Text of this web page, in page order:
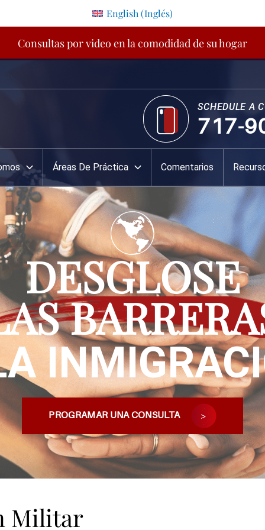
English (Inglés)
Consultas por video en la comodidad de su hogar
SCHEDULE A
717-
Áreas De Práctica Comentarios
DESGLOSE
PROGRAMAR UNA CONSULTA
Militar